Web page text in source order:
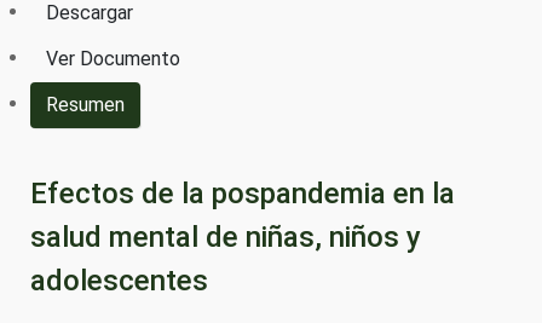
Descargar
Ver Documento
Resumen
Efectos de la pospandemia en la
salud mental de niñas, niños y
adolescentes